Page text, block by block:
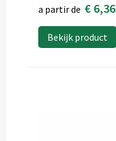
a partir de € 6,36
Bekijk product